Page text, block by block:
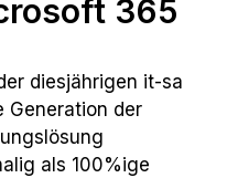
365
diesjährigen it-sa
Generation der
als 100%ige